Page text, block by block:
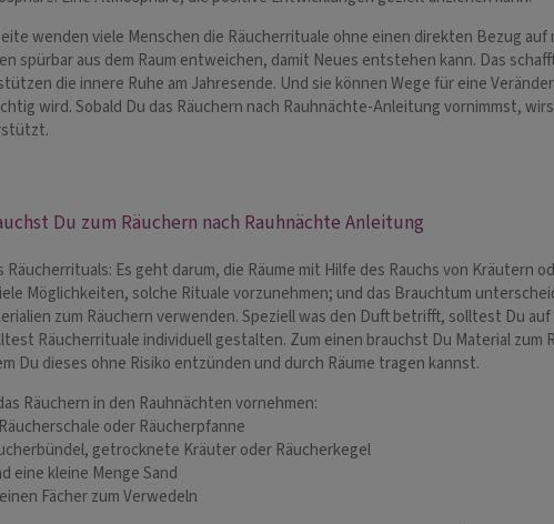
wenden viele Menschen die Räucherrituale ohne einen direkten Bezug
spürbar aus dem Raum entweichen, damit Neues entstehen kann. Das
die innere Ruhe am Jahresende. Und sie können Wege für eine
wird. Sobald Du das Räuchern nach Rauhnächte-Anleitung vornimmst,
Du zum Räuchern nach Rauhnächte Anleitung
Räucherrituals: Es geht darum, die Räume mit Hilfe des Rauchs von Kräutern
Möglichkeiten, solche Rituale vorzunehmen; und das Brauchtum
zum Räuchern verwenden. Speziell was den Duft betrifft, solltest Du
Räucherrituale individuell gestalten. Zum einen brauchst Du Material zum
Du dieses ohne Risiko entzünden und durch Räume tragen kannst.
Räuchern in den Rauhnächten vornehmen:
oder Räucherpfanne
getrocknete Kräuter oder Räucherkegel
eine kleine Menge Sand
Fächer zum Verwedeln